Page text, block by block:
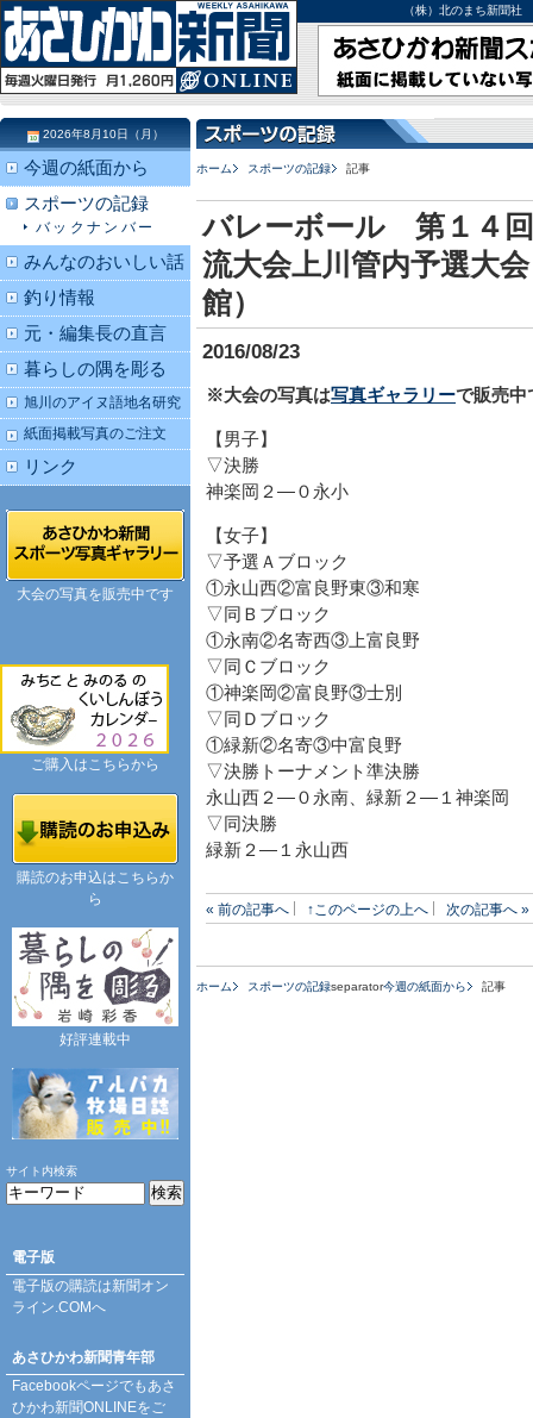
（株）北のまち新聞
ホーム スポーツの記録 記事
バレーボール 第１４
流大会上川管内予選大
館）
2016/08/23
※大会の写真は写真ギャラリーで販売中
【男子】
▽決勝
神楽岡２―０永小
【女子】
▽予選Ａブロック
①永山西②富良野東③和寒
▽同Ｂブロック
①永南②名寄西③上富良野
▽同Ｃブロック
①神楽岡②富良野③士別
▽同Ｄブロック
①緑新②名寄③中富良野
▽決勝トーナメント準決勝
永山西２―０永南、緑新２―１神楽岡
▽同決勝
緑新２―１永山西
« 前の記事へ ↑このページの上へ 次の記事へ »
ホーム スポーツの記録separator今週の紙面から 記事
2026年8月10日（月）
今週の紙面から
スポーツの記録
バックナンバー
みんなのおいしい話
釣り情報
元・編集長の直言
暮らしの隅を彫る
旭川のアイヌ語地名研究
紙面掲載写真のご注文
リンク
大会の写真を販売中です
ご購入はこちらから
購読のお申込はこちらか
ら
好評連載中
サイト内検索
電子版
電子版の購読は新聞オン
ライン.COMへ
あさひかわ新聞青年部
Facebookページでもあさ
ひかわ新聞ONLINEをご